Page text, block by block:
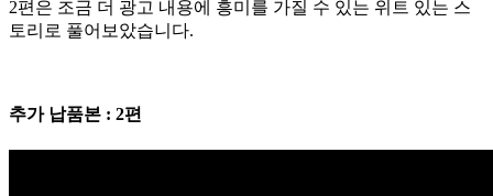
2편은 조금 더 광고 내용에 흥미를 가질 수 있는 위트 있는 스
토리로 풀어보았습니다.
추가 납품본 : 2편